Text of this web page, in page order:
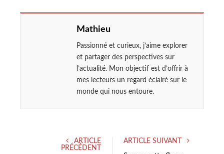
Mathieu
Passionné et curieux, j’aime explorer
et partager des perspectives sur
l’actualité. Mon objectif est d’offrir à
mes lecteurs un regard éclairé sur le
monde qui nous entoure.
ARTICLE
PRÉCÉDENT
ARTICLE SUIVANT